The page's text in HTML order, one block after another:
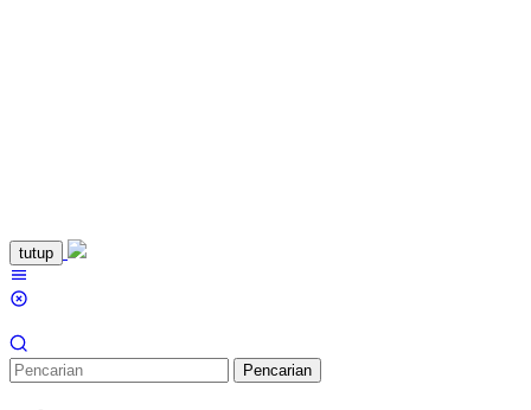
Loncat
ke
konten
tutup
Pencarian